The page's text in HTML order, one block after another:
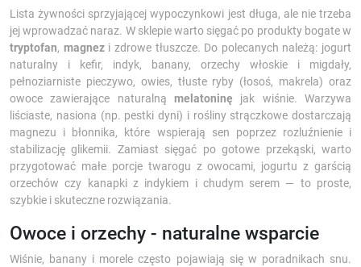
Lista żywności sprzyjającej wypoczynkowi jest długa, ale nie trzeba
jej wprowadzać naraz. W sklepie warto sięgać po produkty bogate w
tryptofan, magnezi zdrowe tłuszcze. Do polecanych należą: jogurt
naturalny i kefir, indyk, banany, orzechy włoskie i migdały,
pełnoziarniste pieczywo, owies, tłuste ryby (łosoś, makrela) oraz
owoce zawierające naturalną melatoninę jak wiśnie. Warzywa
liściaste, nasiona (np. pestki dyni) i rośliny strączkowe dostarczają
magnezu i błonnika, które wspierają sen poprzez rozluźnienie i
stabilizację glikemii. Zamiast sięgać po gotowe przekąski, warto
przygotować małe porcje twarogu z owocami, jogurtu z garścią
orzechów czy kanapki z indykiem i chudym serem — to proste,
szybkie i skuteczne rozwiązania.
Owoce i orzechy - naturalne wsparcie
Wiśnie, banany i morele często pojawiają się w poradnikach snu.